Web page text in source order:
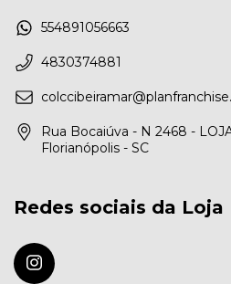
554891056663
4830374881
Rua Bocaiúva - N 2468 -
Florianópolis - SC
Redes sociais da Loja